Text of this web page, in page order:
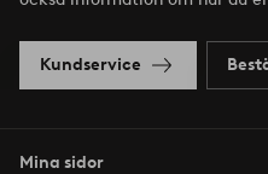
Kundservice
Mina sidor